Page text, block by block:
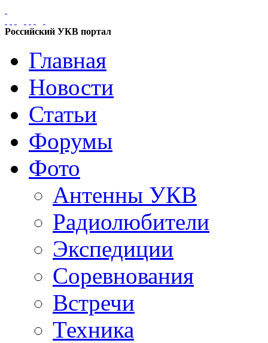
Российский УКВ портал
Главная
Новости
Статьи
Форумы
Фото
Антенны УКВ
Радиолюбители
Экспедиции
Соревнования
Встречи
Техника